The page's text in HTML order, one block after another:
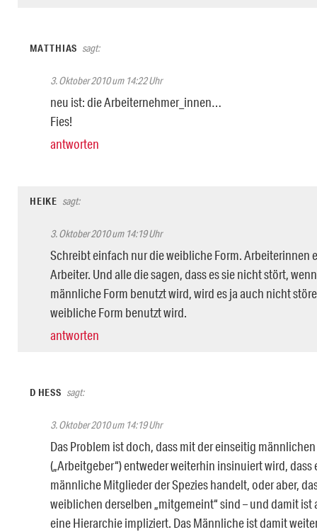
MATTHIAS sagt:
3. Oktober 2010 um 14:22 Uhr
neu ist: die Arbeiternehmer_innen…
Fies!
antworten
HEIKE sagt:
3. Oktober 2010 um 14:19 Uhr
Schreibt einfach nur die weibliche Form. Arbeiterinnen
Arbeiter. Und alle die sagen, dass es sie nicht stört,
männliche Form benutzt wird, wird es ja auch nicht
weibliche Form benutzt wird.
antworten
D HESS sagt:
3. Oktober 2010 um 14:19 Uhr
Das Problem ist doch, dass mit der einseitig
(„Arbeitgeber“) entweder weiterhin insinuiert wird, dass
männliche Mitglieder der Spezies handelt, oder aber,
weiblichen derselben „mitgemeint“ sind – und damit
eine Hierarchie impliziert. Das Männliche ist damit